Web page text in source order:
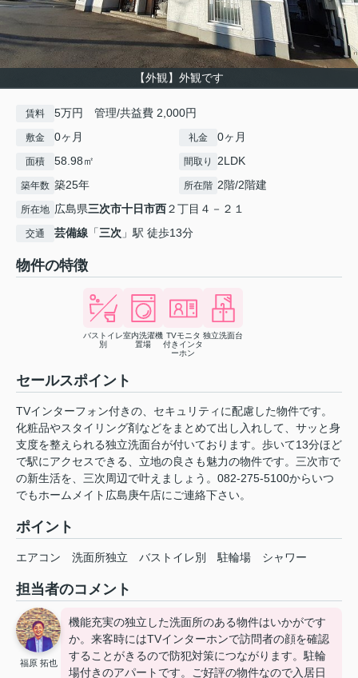
【外観】外観です
賃料 5万円 管理/共益費 2,000円
敷金 0ヶ月 礼金 0ヶ月
面積 58.98㎡ 間取り 2LDK
築年数 築25年 所在階 2階/2階建
所在地 広島県三次市十日市西２丁目４－２１
交通 芸備線 「三次 」駅 徒歩13分
物件の特徴
バストイレ
別
室内洗濯機
置場
TVモニタ
付きインタ
ーホン
独立洗面台
セールスポイント
TVインターフォン付きの、セキュリティに配慮した物件です。
化粧品やスタイリング剤などをまとめて出し入れして、サッと身
支度を整えられる独立洗面台が付いております。歩いて13分ほど
で駅にアクセスできる、立地の良さも魅力の物件です。三次市で
の新生活を、三次周辺で叶えましょう。082-275-5100からいつ
でもホームメイト広島庚午店にご連絡下さい。
ポイント
エアコン 洗面所独立 バストイレ別 駐輪場 シャワー
担当者のコメント
福原 拓也
機能充実の独立した洗面所のある物件はいかがです
か。来客時にはTVインターホンで訪問者の顔を確認
することがきるので防犯対策につながります。駐輪
場付きのアパートです。ご好評の物件なので入居日